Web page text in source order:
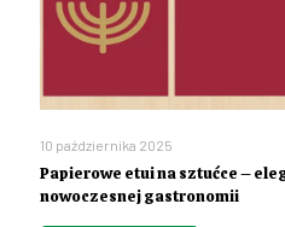
10 października 2025
Papierowe etui na sztućce –
nowoczesnej gastronomii